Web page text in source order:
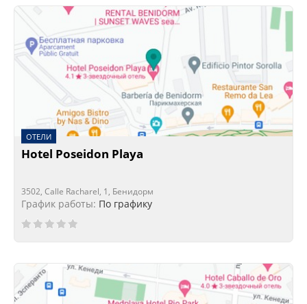
ОТЕЛИ
Hotel Poseidon Playa
3502, Calle Racharel, 1, Бенидорм
График работы: По графику